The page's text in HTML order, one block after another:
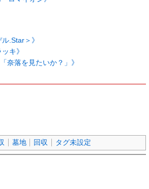
.Star＞》
キ》
奈落を見たいか？」》
墓地 回収 タグ未設定